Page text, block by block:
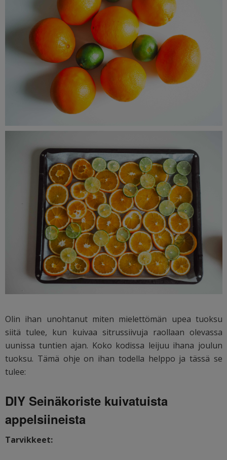
Olin ihan unohtanut miten mielettömän upea tuoksu
siitä tulee, kun kuivaa sitrussiivuja raollaan olevassa
uunissa tuntien ajan. Koko kodissa leijuu ihana joulun
tuoksu. Tämä ohje on ihan todella helppo ja tässä se
tulee:
DIY Seinäkoriste kuivatuista
appelsiineista
Tarvikkeet: